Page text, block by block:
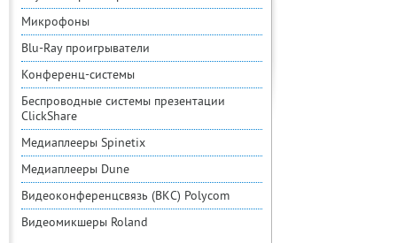
Микрофоны
Blu-Ray проигрыватели
Конференц-системы
Беспроводные системы презентации
ClickShare
Медиаплееры Spinetix
Медиаплееры Dune
Видеоконференцсвязь (ВКС) Polycom
Видеомикшеры Roland